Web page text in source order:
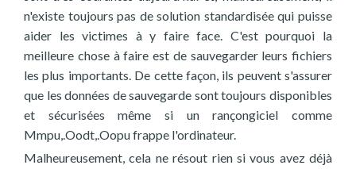
n'existe toujours pas de solution standardisée qui puisse
aider les victimes à y faire face. C'est pourquoi la
meilleure chose à faire est de sauvegarder leurs fichiers
les plus importants. De cette façon, ils peuvent s'assurer
que les données de sauvegarde sont toujours disponibles
et sécurisées même si un rançongiciel comme
Mmpu,.Oodt,.Oopu frappe l'ordinateur.
Malheureusement, cela ne résout rien si vous avez déjà